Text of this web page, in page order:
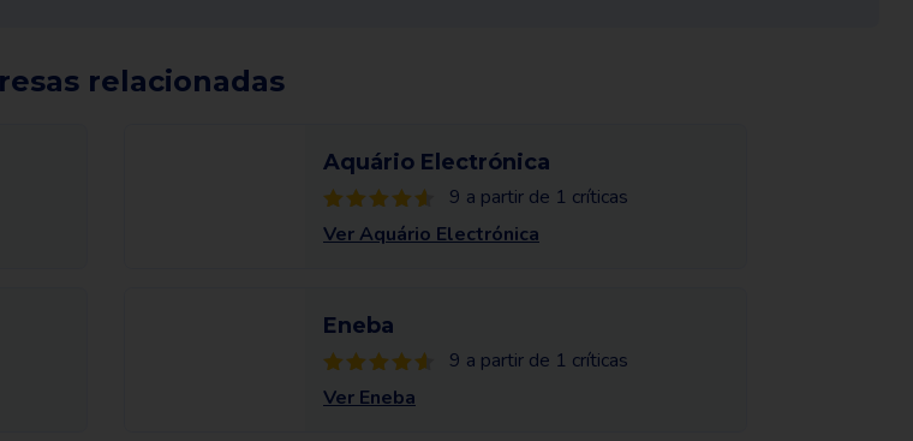
relacionadas
Aquário Electrónica
9 a partir de 1 críticas
Ver Aquário Electrónica
Eneba
9 a partir de 1 críticas
Ver Eneba